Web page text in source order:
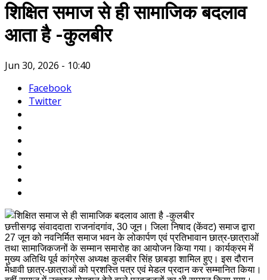
शिक्षित समाज से ही सामाजिक बदलाव
आता है -कुलबीर
Jun 30, 2026 - 10:40
Facebook
Twitter
छत्तीसगढ़ संवाददाता राजनांदगांव, 30 जून। जिला निषाद (केंवट) समाज द्वारा
27 जून को नवनिर्मित समाज भवन के लोकार्पण एवं प्रतिभावान छात्र-छात्राओं
तथा सामाजिकजनों के सम्मान समारोह का आयोजन किया गया। कार्यक्रम में
मुख्य अतिथि पूर्व कांग्रेस अध्यक्ष कुलबीर सिंह छाबड़ा शामिल हुए। इस दौरान
मेधावी छात्र-छात्राओं को प्रशस्ति पत्र एवं मेडल प्रदान कर सम्मानित किया।